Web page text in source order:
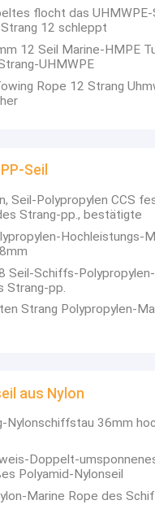
flocht das UHMWPE-
12 schleppt
12 Seil Marine-HMPE
UHMWPE
Rope 12 Strang
Seil
Seil-Polypropylen CCS
Strang-pp., bestätigte
Hochleistungs-
Seil-Schiffs-Polypropylen-
Strang-pp.
Strang Polypropylen-
aus Nylon
Nylonschiffstau 36mm
Doppelt-
Polyamid-Nylonseil
Marine Rope des